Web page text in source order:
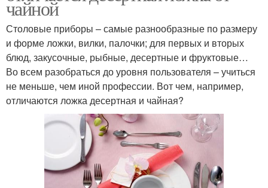
чайной
Столовые приборы – самые разнообразные по размеру
и форме ложки, вилки, палочки; для первых и вторых
блюд, закусочные, рыбные, десертные и фруктовые…
Во всем разобраться до уровня пользователя – учиться
не меньше, чем иной профессии. Вот чем, например,
отличаются ложка десертная и чайная?